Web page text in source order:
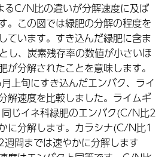
るC/N比の違いが分解速度に及ぼ
。この図では緑肥の分解の程度を
ています。すき込んだ緑肥に含ま
し、炭素残存率の数値が小さいほ
が分解されたことを意味します。
上旬にすき込んだエンバク、ライ
解速度を比較しました。ライムギ
じイネ科緑肥のエンバク(C/N比2
に分解します。カラシナ(C/N比1
間までは速やかに分解します